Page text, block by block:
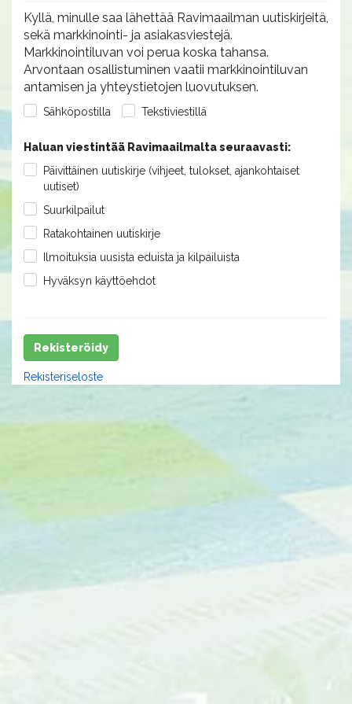
Kyllä, minulle saa lähettää Ravimaailman uutiskirjeitä,
sekä markkinointi- ja asiakasviestejä.
Markkinointiluvan voi perua koska tahansa.
Arvontaan osallistuminen vaatii markkinointiluvan
antamisen ja yhteystietojen luovutuksen.
Sähköpostilla Tekstiviestillä
Haluan viestintää Ravimaailmalta seuraavasti:
Päivittäinen uutiskirje (vihjeet, tulokset, ajankohtaiset
uutiset)
Suurkilpailut
Ratakohtainen uutiskirje
Ilmoituksia uusista eduista ja kilpailuista
Hyväksyn käyttöehdot
Rekisteröidy
Rekisteriseloste